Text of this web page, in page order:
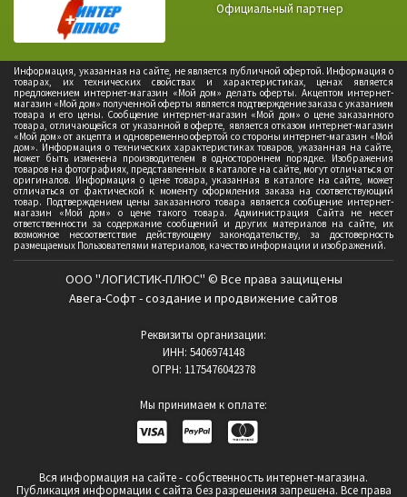
Официальный партнер
Информация, указанная на сайте, не является публичной офертой. Информация о
товарах, их технических свойствах и характеристиках, ценах является
предложением интернет-магазин «Мой дом» делать оферты. Акцептом интернет-
магазин «Мой дом» полученной оферты является подтверждение заказа с указанием
товара и его цены. Сообщение интернет-магазин «Мой дом» о цене заказанного
товара, отличающейся от указанной в оферте, является отказом интернет-магазин
«Мой дом» от акцепта и одновременно офертой со стороны интернет-магазин «Мой
дом». Информация о технических характеристиках товаров, указанная на сайте,
может быть изменена производителем в одностороннем порядке. Изображения
товаров на фотографиях, представленных в каталоге на сайте, могут отличаться от
оригиналов. Информация о цене товара, указанная в каталоге на сайте, может
отличаться от фактической к моменту оформления заказа на соответствующий
товар. Подтверждением цены заказанного товара является сообщение интернет-
магазин «Мой дом» о цене такого товара. Администрация Сайта не несет
ответственности за содержание сообщений и других материалов на сайте, их
возможное несоответствие действующему законодательству, за достоверность
размещаемых Пользователями материалов, качество информации и изображений.
ООО "ЛОГИСТИК-ПЛЮС" © Все права защищены
Авега-Софт - создание и продвижение сайтов
Реквизиты организации:
ИНН: 5406974148
ОГРН: 1175476042378
Мы принимаем к оплате:
Вся информация на сайте - собственность интернет-магазина.
Публикация информации с сайта без разрешения запрешена. Все права